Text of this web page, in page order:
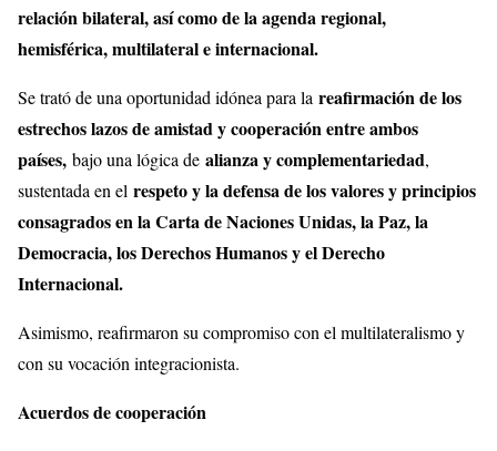
relación bilateral, así como de la agenda regional,
hemisférica, multilateral e internacional.
Se trató de una oportunidad idónea para la reafirmación de los
estrechos lazos de amistad y cooperación entre ambos
países, bajo una lógica de alianza y complementariedad,
sustentada en el respeto y la defensa de los valores y principios
consagrados en la Carta de Naciones Unidas, la Paz, la
Democracia, los Derechos Humanos y el Derecho
Internacional.
Asimismo, reafirmaron su compromiso con el multilateralismo y
con su vocación integracionista.
Acuerdos de cooperación